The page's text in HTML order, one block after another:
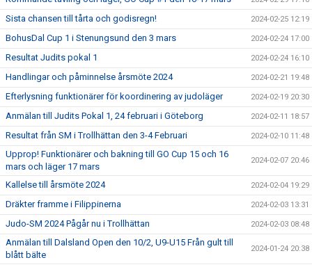
Sista chansen till tårta och godisregn! 2024-02-25 12:19
BohusDal Cup 1 i Stenungsund den 3 mars 2024-02-24 17:00
Resultat Judits pokal 1 2024-02-24 16:10
Handlingar och påminnelse årsmöte 2024 2024-02-21 19:48
Efterlysning funktionärer för koordinering av judoläger 2024-02-19 20:30
Anmälan till Judits Pokal 1, 24 februari i Göteborg 2024-02-11 18:57
Resultat från SM i Trollhättan den 3-4 Februari 2024-02-10 11:48
Upprop! Funktionärer och bakning till GO Cup 15 och 16
mars och läger 17 mars
2024-02-07 20:46
Kallelse till årsmöte 2024 2024-02-04 19:29
Dräkter framme i Filippinerna 2024-02-03 13:31
Judo-SM 2024 Pågår nu i Trollhättan 2024-02-03 08:48
Anmälan till Dalsland Open den 10/2, U9-U15 Från gult till
blått bälte
2024-01-24 20:38